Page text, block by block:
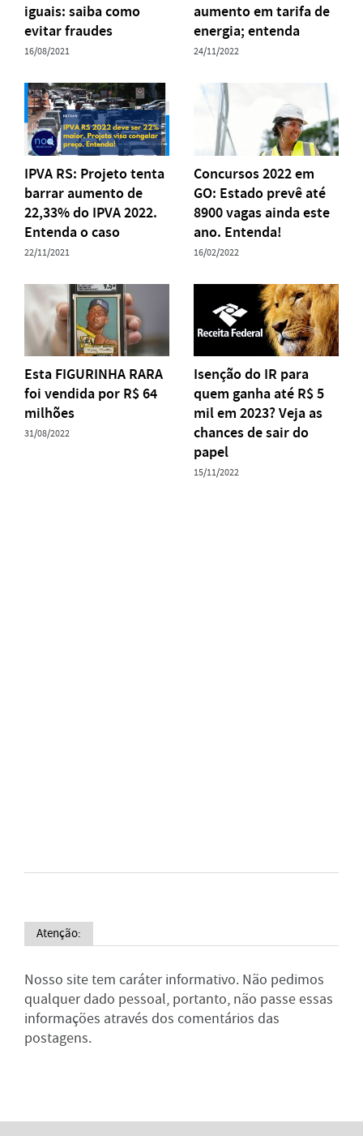
iguais: saiba como
evitar fraudes
16/08/2021
aumento em tarifa de
energia; entenda
24/11/2022
IPVA RS: Projeto tenta
barrar aumento de
22,33% do IPVA 2022.
Entenda o caso
22/11/2021
Concursos 2022 em
GO: Estado prevê até
8900 vagas ainda este
ano. Entenda!
16/02/2022
Esta FIGURINHA RARA
foi vendida por R$ 64
milhões
31/08/2022
Isenção do IR para
quem ganha até R$ 5
mil em 2023? Veja as
chances de sair do
papel
15/11/2022
Atenção:
Nosso site tem caráter informativo. Não pedimos
qualquer dado pessoal, portanto, não passe essas
informações através dos comentários das
postagens.